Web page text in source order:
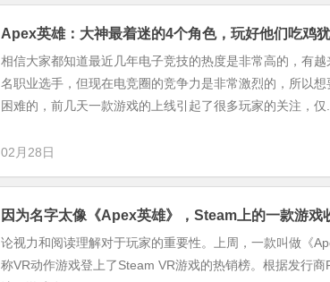
Apex英雄：大神最着迷的4个角色，玩好他们吃鸡
相信大家都知道最近几年电子竞技的热度是非常高的，有
名职业选手，但现在电竞圈的竞争力是非常激烈的，所以
困难的，前几天一款游戏的上线引起了很多玩家的关注，仅...
02月28日
因为名字太像《Apex英雄》，Steam上的一款游戏
论视力和阅读理解对于玩家的重要性。上周，一款叫做《
称VR动作游戏登上了Steam VR游戏的热销榜。根据发行